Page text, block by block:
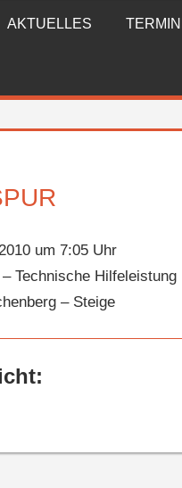
AKTUELLES
um 7:05 Uhr
– Technische Hilfeleistung
– Steige